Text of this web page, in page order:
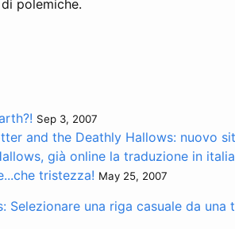
polemiche.
Sep 3, 2007
and the Deathly Hallows: nuovo
già online la traduzione in
tristezza! May 25, 2007
Selezionare una riga casuale da una